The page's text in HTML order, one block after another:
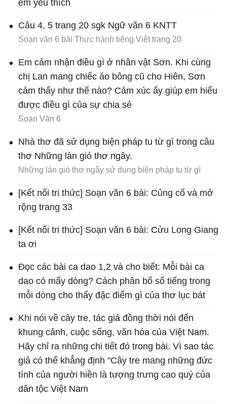
em yêu thích
Câu 4, 5 trang 20 sgk Ngữ văn 6 KNTT
Soạn văn 6 bài Thực hành tiếng Việt trang 20
Em cảm nhận điều gì ở nhân vật Sơn. Khi cùng
chị Lan mang chiếc áo bông cũ cho Hiên, Sơn
cảm thấy như thế nào? Cảm xúc ấy giúp em hiểu
được điều gì của sự chia sẻ
Soạn Văn 6
Nhà thơ đã sử dụng biện pháp tu từ gì trong câu
thơ Những làn gió thơ ngây.
Những làn gió thơ ngây sử dụng biện pháp tu từ gì
[Kết nối tri thức] Soạn văn 6 bài: Củng cố và mở
rộng trang 33
[Kết nối tri thức] Soạn văn 6 bài: Cửu Long Giang
ta ơi
Đọc các bài ca dao 1,2 và cho biết: Mỗi bài ca
dao có mấy dòng? Cách phân bổ số tiếng trong
mỗi dòng cho thấy đặc điểm gì của thơ lục bát
Khi nói về cây tre, tác giả đồng thời nói đến
khung cảnh, cuộc sống, văn hóa của Việt Nam.
Hãy chỉ ra những chi tiết đó trong bài. Vì sao tác
giả có thể khẳng định "Cây tre mang những đức
tính của người hiền là tượng trưng cao quý của
dân tộc Việt Nam